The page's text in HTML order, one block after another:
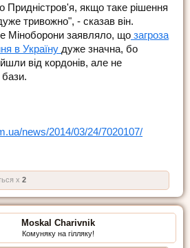
Придністров'я, якщо таке рішення
тривожно", - сказав він.
Міноборони заявляло, що загроза
в Україну дуже значна, бо
від кордонів, але не
news/2014/03/24/7020107/
x 2
Moskal Charivnik
Комуняку на гілляку!